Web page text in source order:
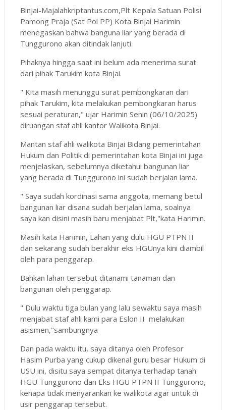
Binjai-Majalahkriptantus.com,Plt Kepala Satuan Polisi
Pamong Praja (Sat Pol PP) Kota Binjai Harimin
menegaskan bahwa banguna liar yang berada di
Tunggurono akan ditindak lanjuti.
Pihaknya hingga saat ini belum ada menerima surat
dari pihak Tarukim kota Binjai.
" Kita masih menunggu surat pembongkaran dari
pihak Tarukim, kita melakukan pembongkaran harus
sesuai peraturan," ujar Harimin Senin (06/10/2025)
diruangan staf ahli kantor Walikota Binjai.
Mantan staf ahli walikota Binjai Bidang pemerintahan
Hukum dan Politik di pemerintahan kota Binjai ini juga
menjelaskan, sebelumnya diketahui bangunan liar
yang berada di Tunggurono ini sudah berjalan lama.
" Saya sudah kordinasi sama anggota, memang betul
bangunan liar disana sudah berjalan lama, soalnya
saya kan disini masih baru menjabat Plt,"kata Harimin.
Masih kata Harimin, Lahan yang dulu HGU PTPN II
dan sekarang sudah berakhir eks HGUnya kini diambil
oleh para penggarap.
Bahkan lahan tersebut ditanami tanaman dan
bangunan oleh penggarap.
" Dulu waktu tiga bulan yang lalu sewaktu saya masih
menjabat staf ahli kami para Eslon II melakukan
asismen,"sambungnya
Dan pada waktu itu, saya ditanya oleh Profesor
Hasim Purba yang cukup dikenal guru besar Hukum di
USU ini, disitu saya sempat ditanya terhadap tanah
HGU Tunggurono dan Eks HGU PTPN II Tunggurono,
kenapa tidak menyarankan ke walikota agar untuk di
usir penggarap tersebut.